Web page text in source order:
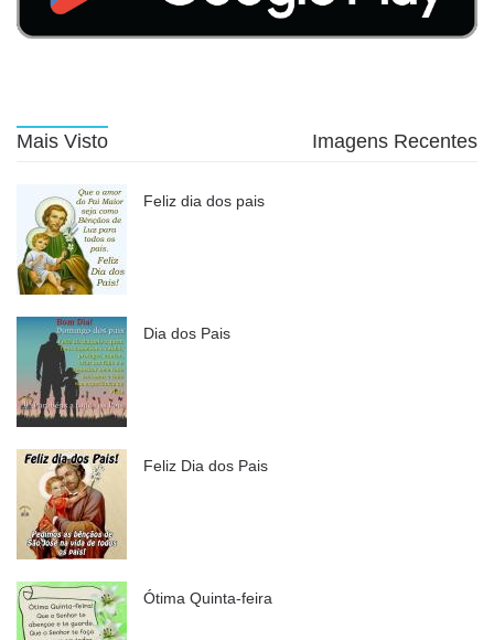
Mais Visto Imagens Recentes
Feliz dia dos pais
Dia dos Pais
Feliz Dia dos Pais
Ótima Quinta-feira